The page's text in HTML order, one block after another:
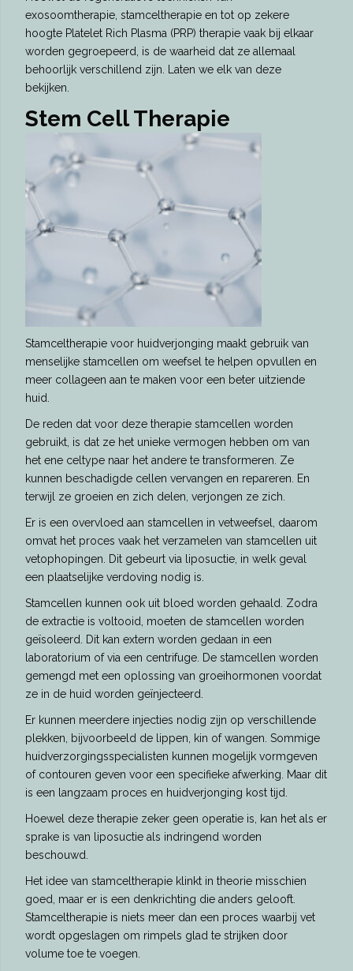
exosoomtherapie, stamceltherapie en tot op zekere
hoogte Platelet Rich Plasma (PRP) therapie vaak bij elkaar
worden gegroepeerd, is de waarheid dat ze allemaal
behoorlijk verschillend zijn. Laten we elk van deze
bekijken.
Stem Cell Therapie
Stamceltherapie voor huidverjonging maakt gebruik van
menselijke stamcellen om weefsel te helpen opvullen en
meer collageen aan te maken voor een beter uitziende
huid.
De reden dat voor deze therapie stamcellen worden
gebruikt, is dat ze het unieke vermogen hebben om van
het ene celtype naar het andere te transformeren. Ze
kunnen beschadigde cellen vervangen en repareren. En
terwijl ze groeien en zich delen, verjongen ze zich.
Er is een overvloed aan stamcellen in vetweefsel, daarom
omvat het proces vaak het verzamelen van stamcellen uit
vetophopingen. Dit gebeurt via liposuctie, in welk geval
een plaatselijke verdoving nodig is.
Stamcellen kunnen ook uit bloed worden gehaald. Zodra
de extractie is voltooid, moeten de stamcellen worden
geïsoleerd. Dit kan extern worden gedaan in een
laboratorium of via een centrifuge. De stamcellen worden
gemengd met een oplossing van groeihormonen voordat
ze in de huid worden geïnjecteerd.
Er kunnen meerdere injecties nodig zijn op verschillende
plekken, bijvoorbeeld de lippen, kin of wangen. Sommige
huidverzorgingsspecialisten kunnen mogelijk vormgeven
of contouren geven voor een specifieke afwerking. Maar dit
is een langzaam proces en huidverjonging kost tijd.
Hoewel deze therapie zeker geen operatie is, kan het als er
sprake is van liposuctie als indringend worden
beschouwd.
Het idee van stamceltherapie klinkt in theorie misschien
goed, maar er is een denkrichting die anders gelooft.
Stamceltherapie is niets meer dan een proces waarbij vet
wordt opgeslagen om rimpels glad te strijken door
volume toe te voegen.